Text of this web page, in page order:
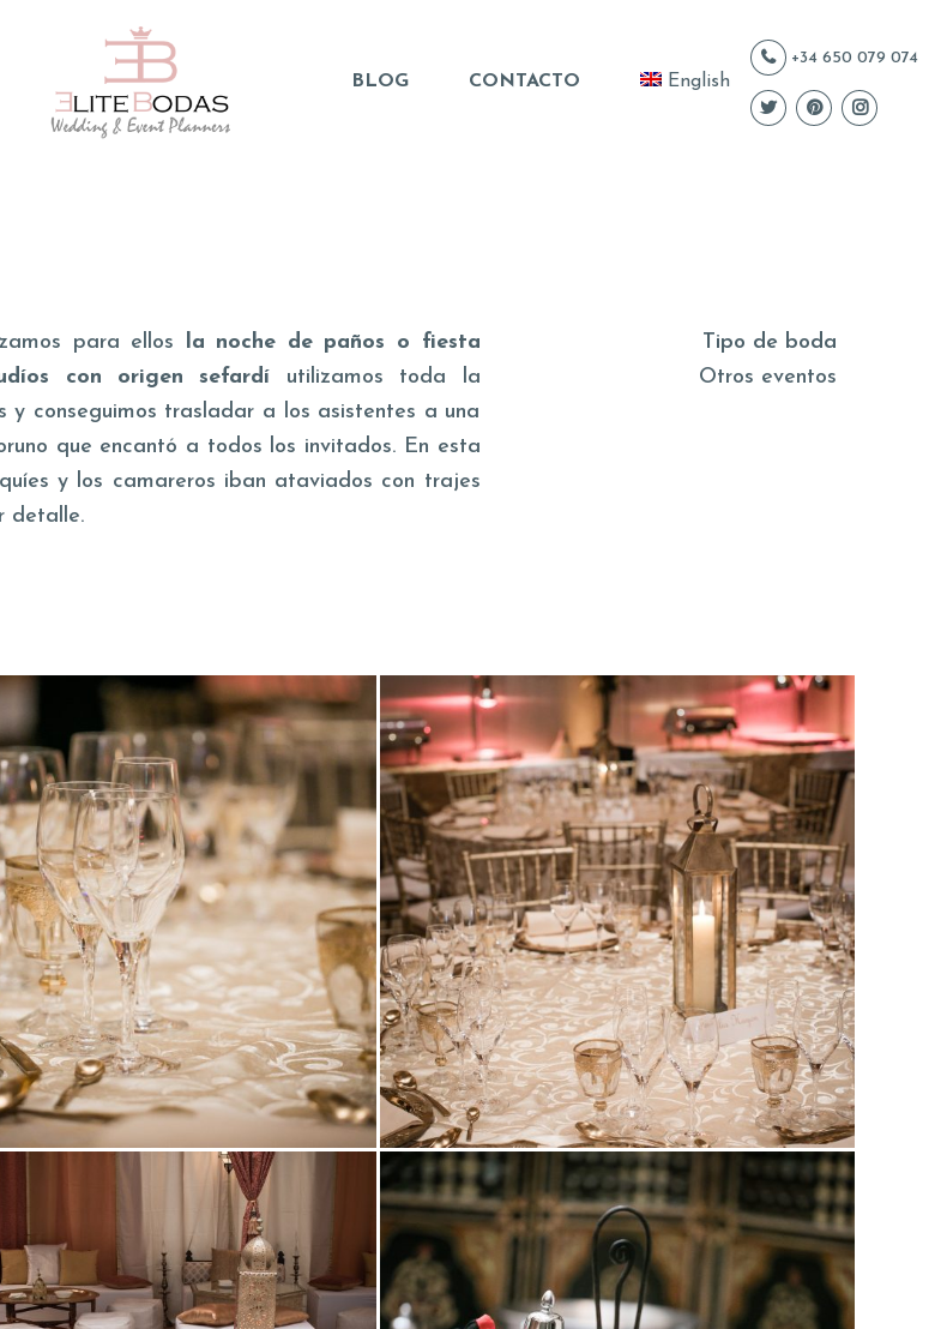
+34 650 079 074
BLOG CONTACTO English
para ellos la noche de paños o fiesta
con origen sefardí utilizamos toda la
conseguimos trasladar a los asistentes a una
que encantó a todos los invitados. En esta
y los camareros iban ataviados con trajes
detalle.
Tipo de boda
Otros eventos